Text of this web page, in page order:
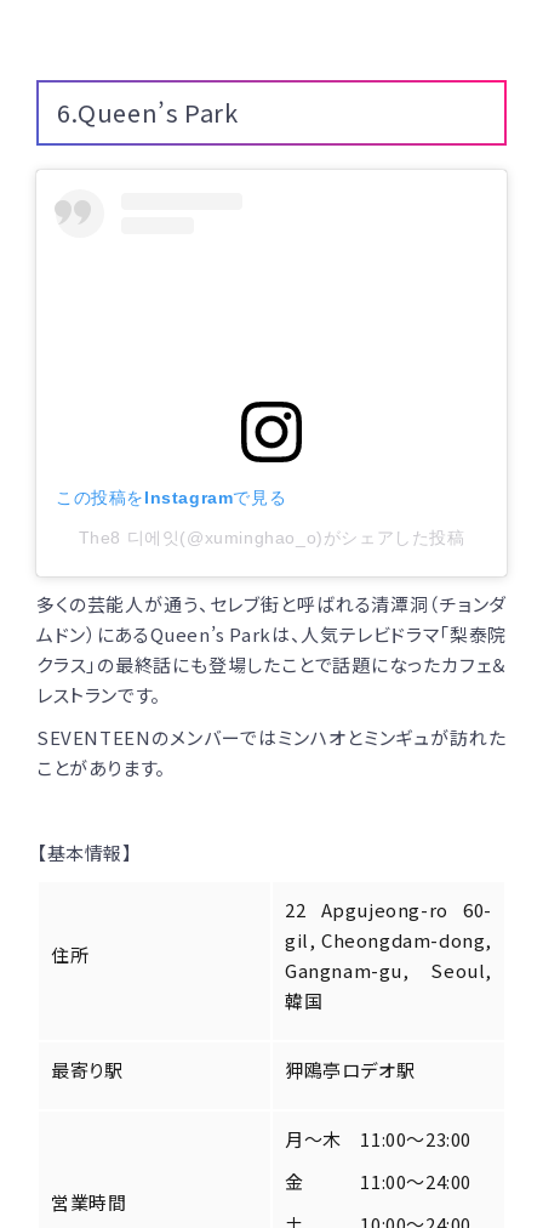
6.Queen’s Park
この投稿をInstagramで見る
The8 디에잇(@xuminghao_o)がシェアした投稿
多くの芸能人が通う、セレブ街と呼ばれる清潭洞（チョンダ
ムドン）にあるQueen’s Parkは、人気テレビドラマ「梨泰院
クラス」の最終話にも登場したことで話題になったカフェ＆
レストランです。
SEVENTEENのメンバーではミンハオとミンギュが訪れた
ことがあります。
【基本情報】
住所
22 Apgujeong-ro 60-
gil, Cheongdam-dong,
Gangnam-gu, Seoul,
韓国
最寄り駅 狎鴎亭ロデオ駅
営業時間
月～木 11:00～23:00
金 11:00～24:00